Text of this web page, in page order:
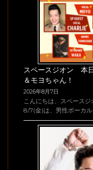
スペースジオン 本
＆モヨちゃん！
2026年8月7日
こんにちは、スペースジ
8/7(金)は、男性ボーカ